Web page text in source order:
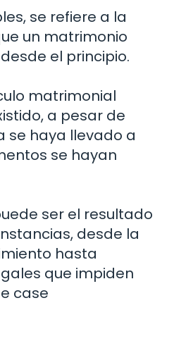
se refiere a la
un matrimonio
el principio.
matrimonial
a pesar de
se haya llevado a
se hayan
ser el resultado
desde la
hasta
que impiden
case